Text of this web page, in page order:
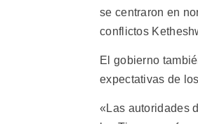
se centraron en
conflictos
El gobierno
expectativas de
«Las autoridades